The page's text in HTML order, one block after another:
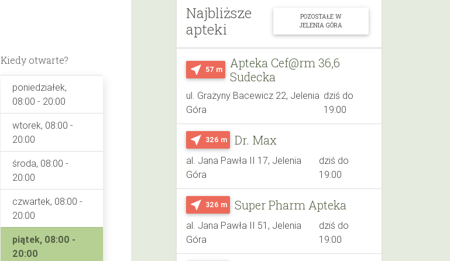
Najbliższe
apteki
POZOSTAŁE W
JELENIA GÓRA
near_me 57 m
Apteka Cef@rm 36,6
Sudecka
ul. Grażyny Bacewicz 22, Jelenia
Góra
dziś do
19:00
near_me 326 m Dr. Max
al. Jana Pawła II 17, Jelenia
Góra
dziś do
19:00
near_me 326 m Super Pharm Apteka
al. Jana Pawła II 51, Jelenia
Góra
dziś do
19:00
Kiedy otwarte?
poniedziałek,
08:00 - 20:00
wtorek, 08:00 -
20:00
środa, 08:00 -
20:00
czwartek, 08:00 -
20:00
piątek, 08:00 -
20:00